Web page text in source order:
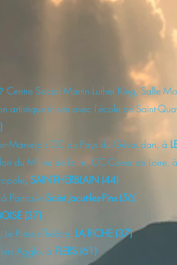
Centre Social Martin Luther King, Salle
in situ avec l'école de Saint-
Marvejols CC du Pays du Gévaudan, à
du Milieu de Loire, CC Coeur de Loire, à
, SAINT-HERBLAIN (44)
Particule Saint Jacut-les-Pins (56)
(37)
, Le Plessis-Théâtre, LA RICHE (37)
Agglo, à FLERS (61)